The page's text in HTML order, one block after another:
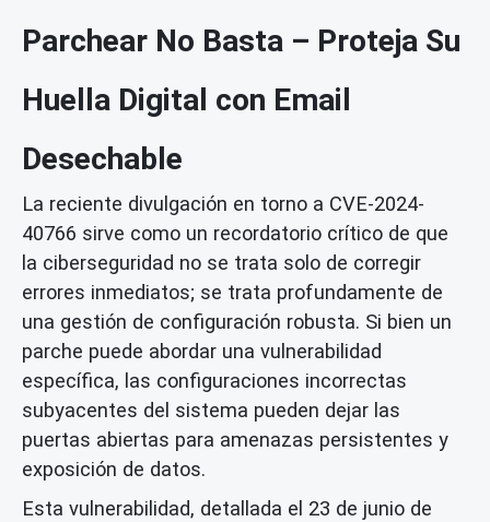
Parchear No Basta – Proteja Su
Huella Digital con Email
Desechable
La reciente divulgación en torno a CVE-2024-
40766 sirve como un recordatorio crítico de que
la ciberseguridad no se trata solo de corregir
errores inmediatos; se trata profundamente de
una gestión de configuración robusta. Si bien un
parche puede abordar una vulnerabilidad
específica, las configuraciones incorrectas
subyacentes del sistema pueden dejar las
puertas abiertas para amenazas persistentes y
exposición de datos.
Esta vulnerabilidad, detallada el 23 de junio de